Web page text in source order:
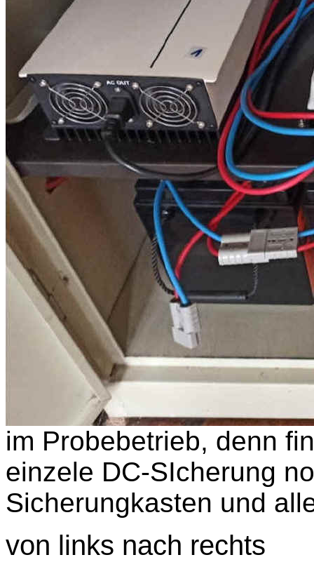
im Probebetrieb, denn
einzele DC-SIcherung
Sicherungkasten und
von links nach rechts